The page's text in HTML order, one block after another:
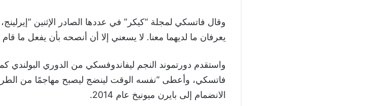
وقال فاتسكي لمجلة “كيكر” في عددها الصادر الإثنين
يعرفان ما لديهما معنا. لا يسعني إلا أن أنصحه بأن يفعل ما
فاتسكي، وأعطى “نفسه الوقت لينضج ليصبح مهاجمًا من
الانضمام إلى بايرن ميونيخ عام 2014.